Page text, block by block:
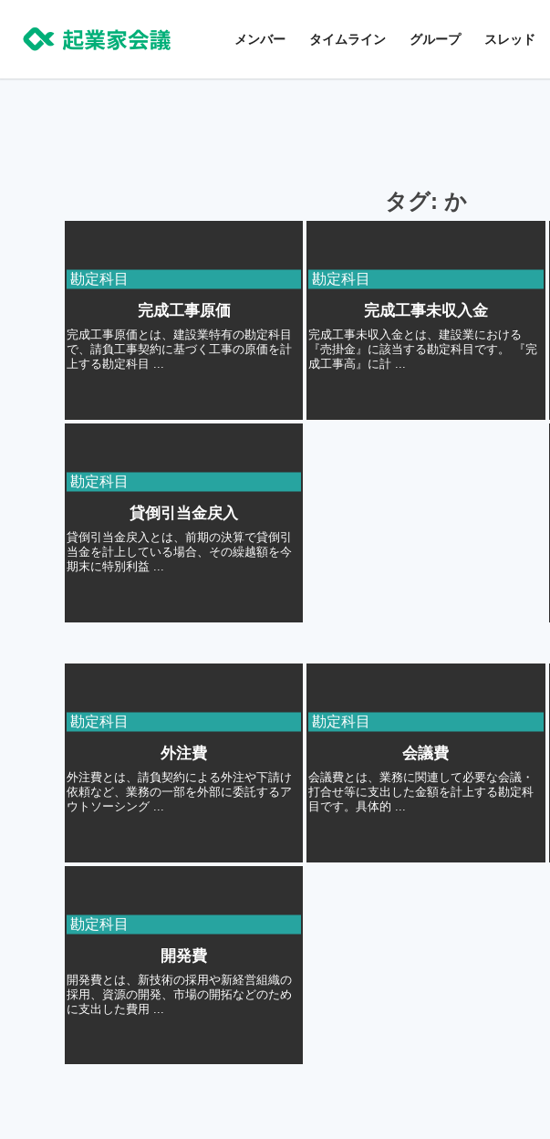
メンバー タイムライン グループ スレッド
タグ: か
勘定科目
完成工事原価
完成工事原価とは、建設業特有の勘定科目
で、請負工事契約に基づく工事の原価を計
上する勘定科目 ...
勘定科目
完成工事未収入金
完成工事未収入金とは、建設業における
『売掛金』に該当する勘定科目です。 『完
成工事高』に計 ...
勘定科目
貸倒引当金戻入
貸倒引当金戻入とは、前期の決算で貸倒引
当金を計上している場合、その繰越額を今
期末に特別利益 ...
勘定科目
外注費
外注費とは、請負契約による外注や下請け
依頼など、業務の一部を外部に委託するア
ウトソーシング ...
勘定科目
会議費
会議費とは、業務に関連して必要な会議・
打合せ等に支出した金額を計上する勘定科
目です。具体的 ...
勘定科目
開発費
開発費とは、新技術の採用や新経営組織の
採用、資源の開発、市場の開拓などのため
に支出した費用 ...